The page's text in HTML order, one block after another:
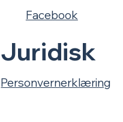
Facebook
Juridisk
Personvernerklæring